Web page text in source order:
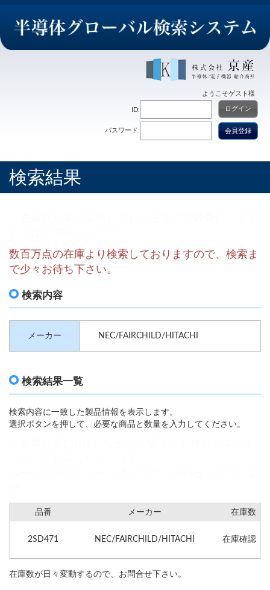
ようこそゲスト様
ID:
パスワード:
ログイン
会員登録
検索結果
数百万点の在庫より検索しておりますので、検索ま
で少々お待ち下さい。
検索内容
メーカー NEC/FAIRCHILD/HITACHI
検索結果一覧
検索内容に一致した製品情報を表示します。
選択ボタンを押して、必要な商品と数量を入力してください。
品番 メーカー 在庫数
2SD471 NEC/FAIRCHILD/HITACHI 在庫確認
在庫数が日々変動するので、お問合せ下さい。